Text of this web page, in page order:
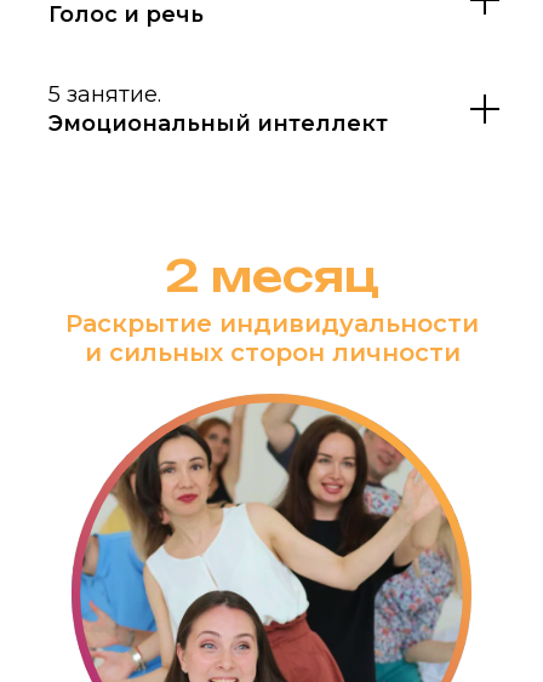
Голос и речь
5 занятие.
Эмоциональный интеллект
2 месяц
Раскрытие индивидуальности
и сильных сторон личности